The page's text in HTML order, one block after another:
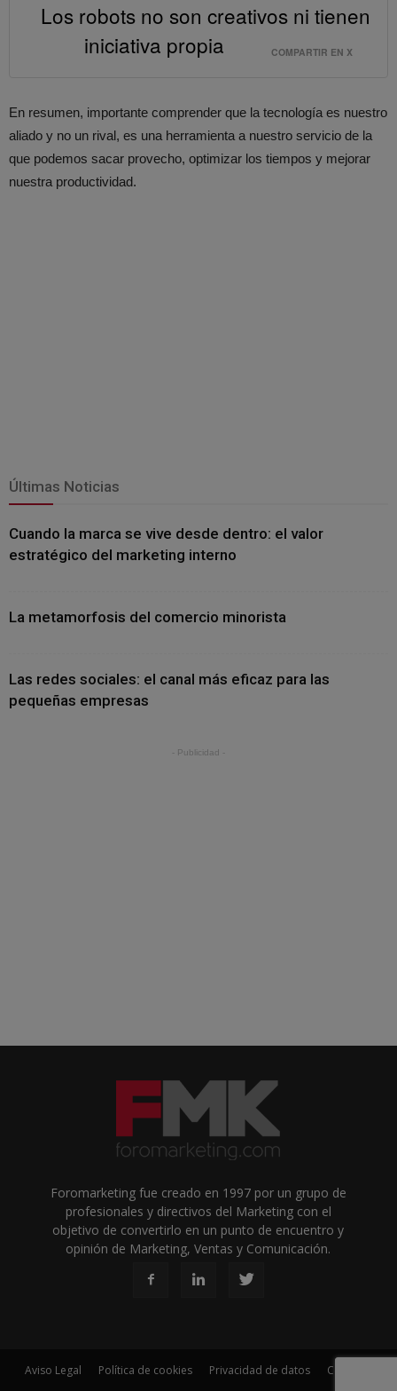
Los robots no son creativos ni tienen
iniciativa propia
COMPARTIR EN X
En resumen, importante comprender que la tecnología es nuestro
aliado y no un rival, es una herramienta a nuestro servicio de la
que podemos sacar provecho, optimizar los tiempos y mejorar
nuestra productividad.
Últimas Noticias
Cuando la marca se vive desde dentro: el valor
estratégico del marketing interno
La metamorfosis del comercio minorista
Las redes sociales: el canal más eficaz para las
pequeñas empresas
- Publicidad -
Foromarketing fue creado en 1997 por un grupo de
profesionales y directivos del Marketing con el
objetivo de convertirlo en un punto de encuentro y
opinión de Marketing, Ventas y Comunicación.
Aviso Legal Política de cookies Privacidad de datos Contacto